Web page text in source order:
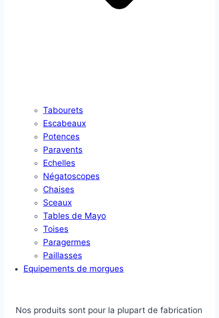
Tabourets
Escabeaux
Potences
Paravents
Echelles
Négatoscopes
Chaises
Sceaux
Tables de Mayo
Toises
Paragermes
Paillasses
Equipements de morgues
Nos produits sont pour la plupart de fabrication